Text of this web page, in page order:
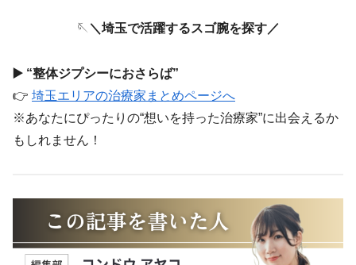
🪡 ＼埼玉で活躍するスゴ腕を探す／
▶️ “整体ジプシーにおさらば”
👉 埼玉エリアの治療家まとめページへ
※あなたにぴったりの“想いを持った治療家”に出会えるか
もしれません！